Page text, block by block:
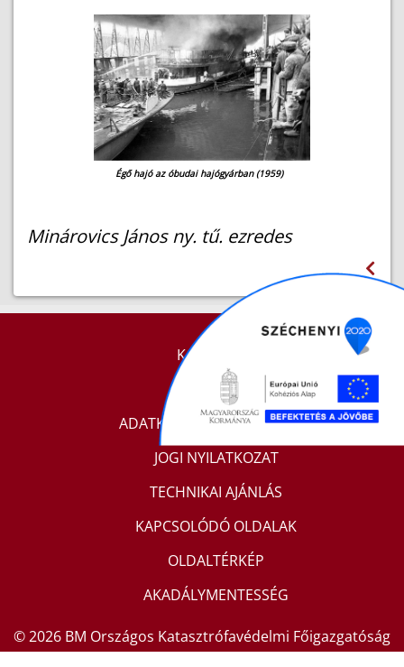
Égő hajó az óbudai hajógyárban (1959)
Minárovics János ny. tű. ezredes
KAPCSOLAT
IMPRESSZUM
ADATKEZELÉSI TÁJÉKOZTATÓ
JOGI NYILATKOZAT
TECHNIKAI AJÁNLÁS
KAPCSOLÓDÓ OLDALAK
OLDALTÉRKÉP
AKADÁLYMENTESSÉG
© 2026 BM Országos Katasztrófavédelmi Főigazgatóság